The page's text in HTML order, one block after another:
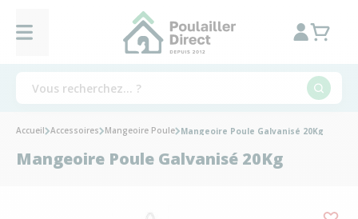
Accueil Accessoires Mangeoire Poule Mangeoire Poule Galvanisé 20Kg
Mangeoire Poule Galvanisé 20Kg